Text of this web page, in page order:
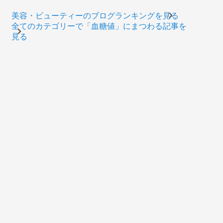
美容・ビューティーのブログランキングを見る
全てのカテゴリーで「血糖値」にまつわる記事を
見る